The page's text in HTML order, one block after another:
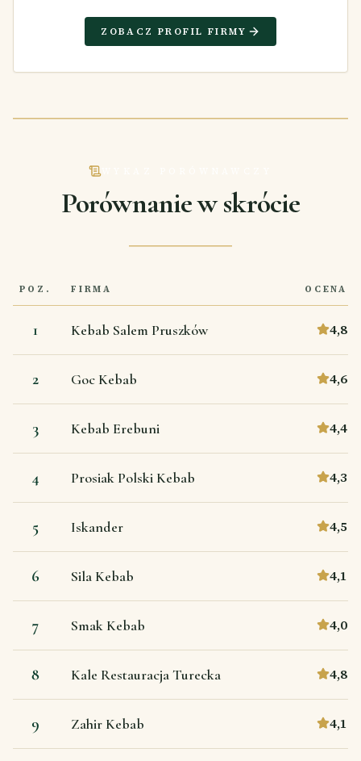
ZOBACZ PROFIL FIRMY
Porównanie w skrócie
POZ. FIRMA OCENA
1 Kebab Salem Pruszków 4,8
2 Goc Kebab 4,6
3 Kebab Erebuni 4,4
4 Prosiak Polski Kebab 4,3
5 Iskander 4,5
6 Sila Kebab 4,1
7 Smak Kebab 4,0
8 Kale Restauracja Turecka 4,8
9 Zahir Kebab 4,1